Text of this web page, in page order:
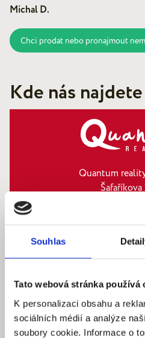
Souhlas
Tato webová stránka používá
K personalizaci obsahu a
sociálních médií a analýze
soubory cookie. Informace o
Michal D.
Chci prodat nebo pronajmout
Kde nás najdete
Quantum
Šafaříkova
Pracovní dny:
+420 730 154 732/